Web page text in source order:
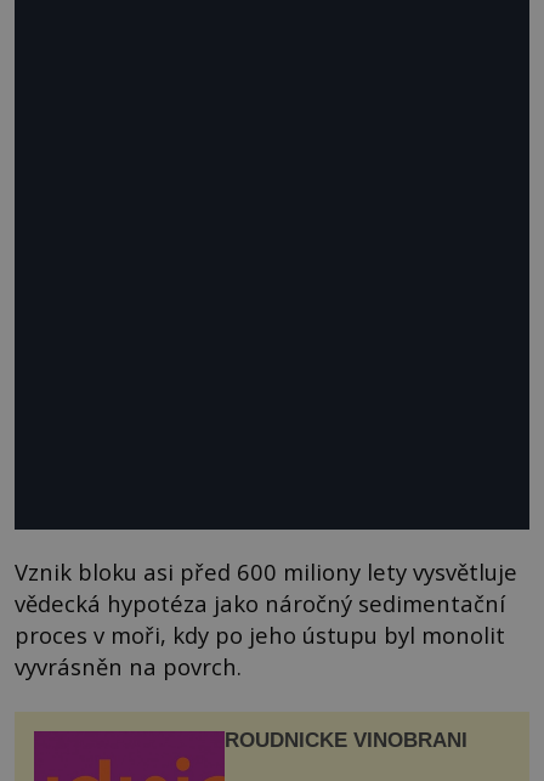
Vznik bloku asi před 600 miliony lety vysvětluje
vědecká hypotéza jako náročný sedimentační
proces v moři, kdy po jeho ústupu byl monolit
vyvrásněn na povrch.
ROUDNICKÉ VINOBRANÍ